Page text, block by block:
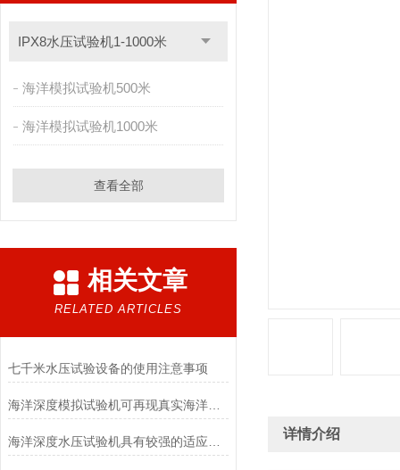
IPX8水压试验机1-1000米
海洋模拟试验机500米
海洋模拟试验机1000米
查看全部
相关文章
RELATED ARTICLES
七千米水压试验设备的使用注意事项
海洋深度模拟试验机可再现真实海洋中的湍流、暗流等复杂的受力场景
详情介绍